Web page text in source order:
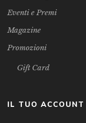
Eventi e Premi
Magazine
Promozioni
Gift Card
IL TUO ACCOUNT